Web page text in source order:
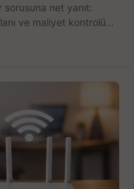
sorusuna net yanıt:
ve maliyet kontrolü